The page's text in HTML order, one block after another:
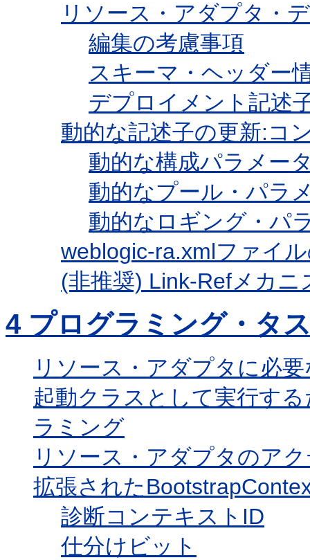
リソース・アダプタ・
編集の考慮事項
スキーマ・ヘッダー
デプロイメント記述
動的な記述子の更新:コ
動的な構成パラメー
動的なプール・パラ
動的なロギング・パ
weblogic-ra.xmlファイ
(非推奨) Link-Refメカニ
4 プログラミング・タ
リソース・アダプタに必
起動クラスとして実行す
ラミング
リソース・アダプタのア
拡張された
診断コンテキストID
仕分けビット